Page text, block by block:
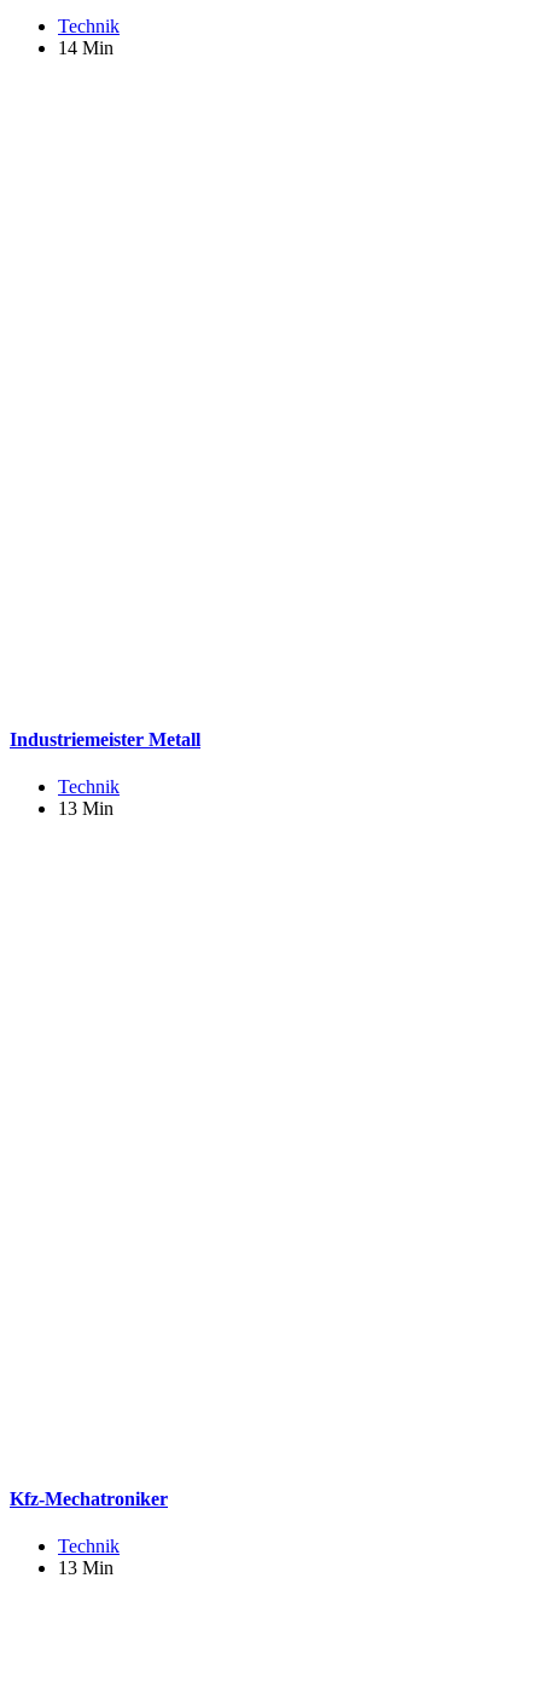
Technik
14 Min
Industriemeister Metall
Technik
13 Min
Kfz-Mechatroniker
Technik
13 Min